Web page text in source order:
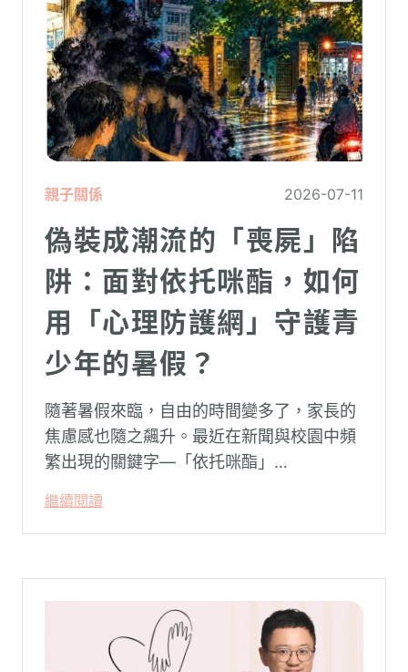
親子關係 2026-07-11
偽裝成潮流的「喪屍」陷
阱：面對依托咪酯，如何
用「心理防護網」守護青
少年的暑假？
隨著暑假來臨，自由的時間變多了，家長的
焦慮感也隨之飆升。最近在新聞與校園中頻
繁出現的關鍵字—「依托咪酯」
父母心中最深沉的恐懼。
繼續閱讀